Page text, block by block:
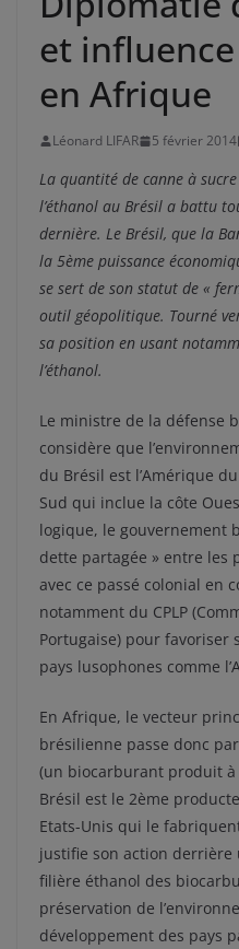
et
en Afrique
Léonard LIFAR 5 février 2014
La quantité de canne à
l’éthanol au Brésil a battu
dernière. Le Brésil, que la
la 5ème puissance
se sert de son statut de «
outil géopolitique. Tourné
sa position en usant
l’éthanol.
Le ministre de la défense
considère que
du Brésil est l’Amérique
Sud qui inclue la côte
logique, le gouvernement
dette partagée » entre les
avec ce passé colonial en
notamment du CPLP
Portugaise) pour favoriser
pays lusophones comme
En Afrique, le vecteur
brésilienne passe donc
(un biocarburant produit à
Brésil est le 2ème
Etats-Unis qui le
justifie son action derrière
filière éthanol des
préservation de
développement des pays